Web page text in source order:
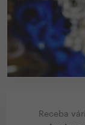
Receba